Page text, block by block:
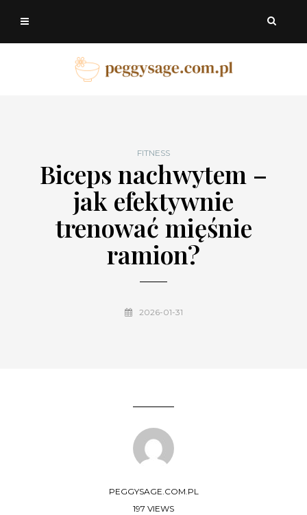
FITNESS
Biceps nachwytem –
jak efektywnie
trenować mięśnie
ramion?
2026-01-31
PEGGYSAGE.COM.PL
197 VIEWS